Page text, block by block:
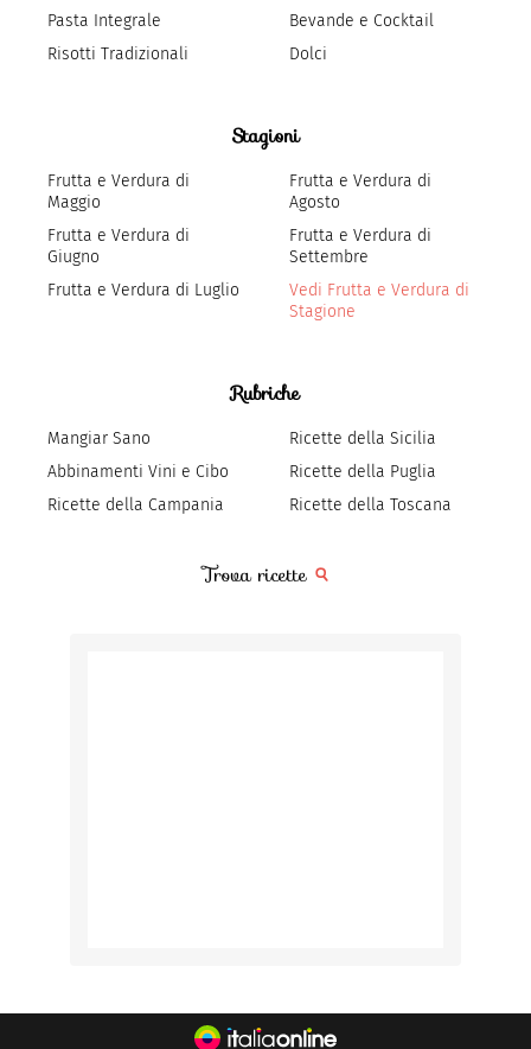
Pasta Integrale
Risotti Tradizionali
Bevande e Cocktail
Dolci
Stagioni
Frutta e Verdura di
Maggio
Frutta e Verdura di
Giugno
Frutta e Verdura di Luglio
Frutta e Verdura di
Agosto
Frutta e Verdura di
Settembre
Vedi Frutta e Verdura di
Stagione
Rubriche
Mangiar Sano
Abbinamenti Vini e Cibo
Ricette della Campania
Ricette della Sicilia
Ricette della Puglia
Ricette della Toscana
Trova ricette